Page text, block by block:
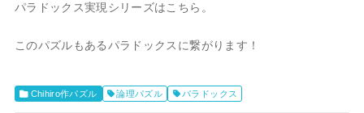
パラドックス実現シリーズはこちら。
このパズルもあるパラドックスに繋がります！
Chihiro作パズル 論理パズル パラドックス